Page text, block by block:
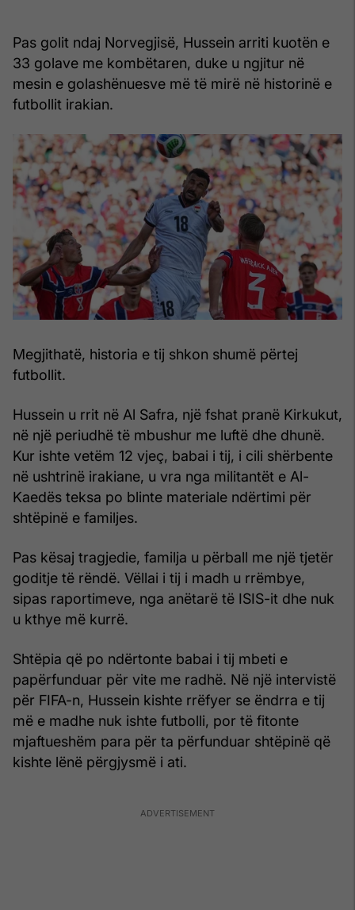
Pas golit ndaj Norvegjisë, Hussein arriti kuotën e
33 golave me kombëtaren, duke u ngjitur në
mesin e golashënuesve më të mirë në historinë e
futbollit irakian.
Megjithatë, historia e tij shkon shumë përtej
futbollit.
Hussein u rrit në Al Safra, një fshat pranë Kirkukut,
në një periudhë të mbushur me luftë dhe dhunë.
Kur ishte vetëm 12 vjeç, babai i tij, i cili shërbente
në ushtrinë irakiane, u vra nga militantët e Al-
Kaedës teksa po blinte materiale ndërtimi për
shtëpinë e familjes.
Pas kësaj tragjedie, familja u përball me një tjetër
goditje të rëndë. Vëllai i tij i madh u rrëmbye,
sipas raportimeve, nga anëtarë të ISIS-it dhe nuk
u kthye më kurrë.
Shtëpia që po ndërtonte babai i tij mbeti e
papërfunduar për vite me radhë. Në një intervistë
për FIFA-n, Hussein kishte rrëfyer se ëndrra e tij
më e madhe nuk ishte futbolli, por të fitonte
mjaftueshëm para për ta përfunduar shtëpinë që
kishte lënë përgjysmë i ati.